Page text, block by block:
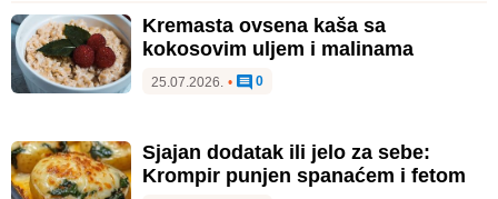
Kremasta ovsena kaša sa
kokosovim uljem i malinama
25.07.2026. • 0
Sjajan dodatak ili jelo za sebe:
Krompir punjen spanaćem i fetom